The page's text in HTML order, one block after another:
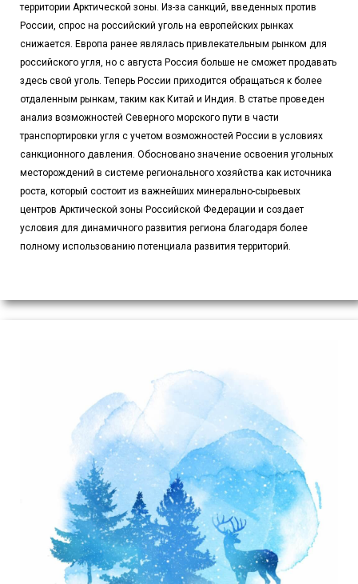
территории Арктической зоны. Из-за санкций, введенных против
России, спрос на российский уголь на европейских рынках
снижается. Европа ранее являлась привлекательным рынком для
российского угля, но с августа Россия больше не сможет продавать
здесь свой уголь. Теперь России приходится обращаться к более
отдаленным рынкам, таким как Китай и Индия. В статье проведен
анализ возможностей Северного морского пути в части
транспортировки угля с учетом возможностей России в условиях
санкционного давления. Обосновано значение освоения угольных
месторождений в системе регионального хозяйства как источника
роста, который состоит из важнейших минерально-сырьевых
центров Арктической зоны Российской Федерации и создает
условия для динамичного развития региона благодаря более
полному использованию потенциала развития территорий.